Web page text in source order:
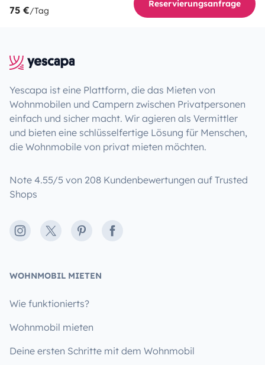
75 €/Tag
Reservierungsanfrage
Yescapa ist eine Plattform, die das Mieten von
Wohnmobilen und Campern zwischen Privatpersonen
einfach und sicher macht. Wir agieren als Vermittler
und bieten eine schlüsselfertige Lösung für Menschen,
die Wohnmobile von privat mieten möchten.
Note 4.55/5 von 208 Kundenbewertungen auf Trusted
Shops
Instagram
X PinterestFacebook
WOHNMOBIL MIETEN
Wie funktionierts?
Wohnmobil mieten
Deine ersten Schritte mit dem Wohnmobil